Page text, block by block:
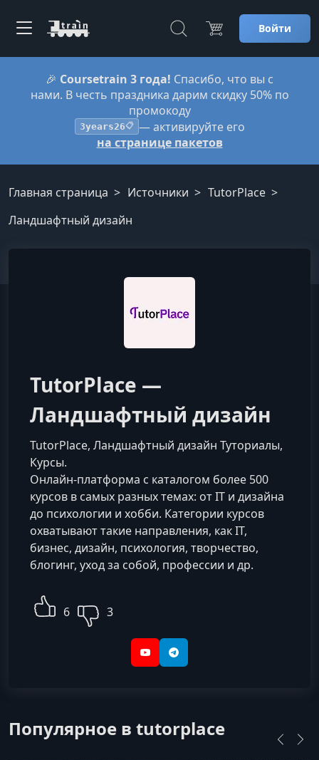
Войти
🎉 Coursetrain 3 года! Спасибо, что вы с
нами. В честь праздника дарим скидку 50% по
промокоду
3years26📋 — активируйте его
на странице пакетов
Главная страница Источники
TutorPlace
Ландшафтный дизайн
TutorPlace —
Ландшафтный дизайн
TutorPlace, Ландшафтный дизайн Туториалы,
Курсы.
Онлайн-платформа с каталогом более 500
курсов в самых разных темах: от IT и дизайна
до психологии и хобби. Категории курсов
охватывают такие направления, как IT,
бизнес, дизайн, психология, творчество,
блогинг, уход за собой, профессии и др.
6 3
YouTubeTelegram
Популярное в tutorplace